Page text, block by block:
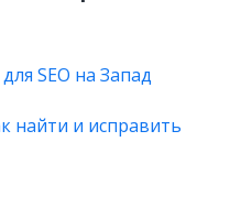
SEO на Запад
найти и исправить